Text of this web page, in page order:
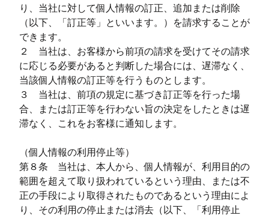
り、当社に対して個人情報の訂正、追加または削除
（以下、「訂正等」といいます。）を請求することが
できます。
２ 当社は、お客様から前項の請求を受けてその請求
に応じる必要があると判断した場合には、遅滞なく、
当該個人情報の訂正等を行うものとします。
３ 当社は、前項の規定に基づき訂正等を行った場
合、または訂正等を行わない旨の決定をしたときは遅
滞なく、これをお客様に通知します。
（個人情報の利用停止等）
第８条 当社は、本人から、個人情報が、利用目的の
範囲を超えて取り扱われているという理由、または不
正の手段により取得されたものであるという理由によ
り、その利用の停止または消去（以下、「利用停止